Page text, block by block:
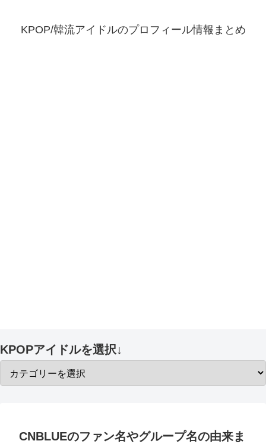
KPOP/韓流アイドルのプロフィール情報まとめ
KPOPアイドルを選択↓
CNBLUEのファン名やグループ名の由来ま